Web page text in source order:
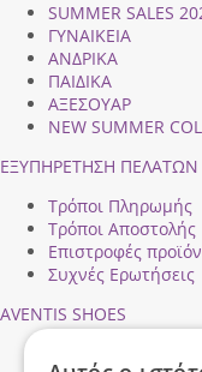
SUMMER SALES
ΓΥΝΑΙΚΕΙΑ
ΑΝΔΡΙΚΑ
ΠΑΙΔΙΚΑ
ΑΞΕΣΟΥΑΡ
NEW SUMMER
ΕΞΥΠΗΡΕΤΗΣΗ ΠΕΛΑΤΩΝ
Τρόποι Πληρωμής
Τρόποι Αποστολής
Επιστροφές
Συχνές Ερωτήσεις
AVENTIS SHOES